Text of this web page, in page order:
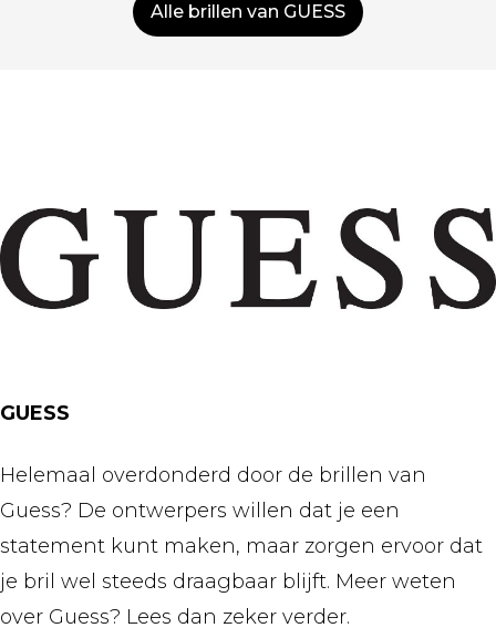
Alle brillen van GUESS
GUESS
Helemaal overdonderd door de brillen van
Guess? De ontwerpers willen dat je een
statement kunt maken, maar zorgen ervoor dat
je bril wel steeds draagbaar blijft. Meer weten
over Guess? Lees dan zeker verder.